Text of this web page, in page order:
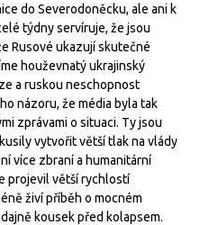
do Severodoněcku, ale ani k
týdny servíruje, že jsou
Rusové ukazují skutečné
houževnatý ukrajinský
a ruskou neschopnost
názoru, že média byla tak
zprávami o situaci. Ty jsou
vytvořit větší tlak na vlády
více zbraní a humanitární
projevil větší rychlostí
živí příběh o mocném
kousek před kolapsem.